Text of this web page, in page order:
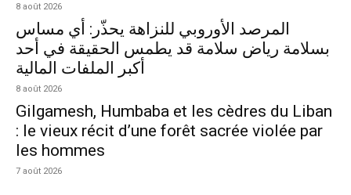
8 août 2026
المرصد الأوروبي للنزاهة يحذّر: أي مساس
بسلامة رياض سلامة قد يطمس الحقيقة في أحد
أكبر الملفات المالية
8 août 2026
Gilgamesh, Humbaba et les cèdres du Liban
: le vieux récit d’une forêt sacrée violée par
les hommes
7 août 2026